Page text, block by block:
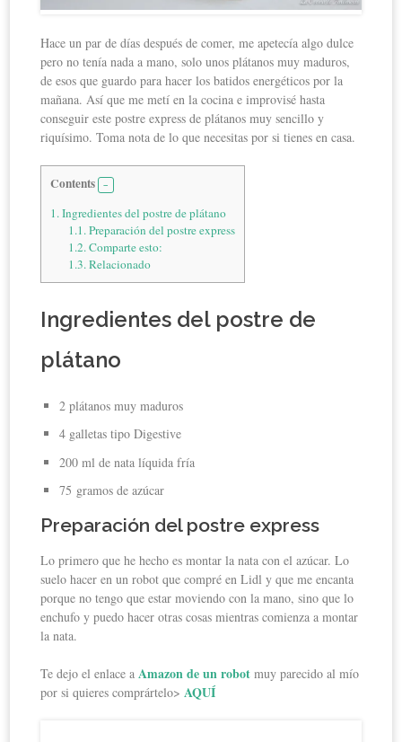
Hace un par de días después de comer, me apetecía algo dulce
pero no tenía nada a mano, solo unos plátanos muy maduros,
de esos que guardo para hacer los batidos energéticos por la
mañana. Así que me metí en la cocina e improvisé hasta
conseguir este postre express de plátanos muy sencillo y
riquísimo. Toma nota de lo que necesitas por si tienes en casa.
Contents
1.Ingredientes del postre de plátano
1.1.Preparación del postre express
1.2.Comparte esto:
1.3.Relacionado
Ingredientes del postre de
plátano
2 plátanos muy maduros
4 galletas tipo Digestive
200 ml de nata líquida fría
75 gramos de azúcar
Preparación del postre express
Lo primero que he hecho es montar la nata con el azúcar. Lo
suelo hacer en un robot que compré en Lidl y que me encanta
porque no tengo que estar moviendo con la mano, sino que lo
enchufo y puedo hacer otras cosas mientras comienza a montar
la nata.
Te dejo el enlace a Amazon de un robot muy parecido al mío
por si quieres comprártelo> AQUÍ